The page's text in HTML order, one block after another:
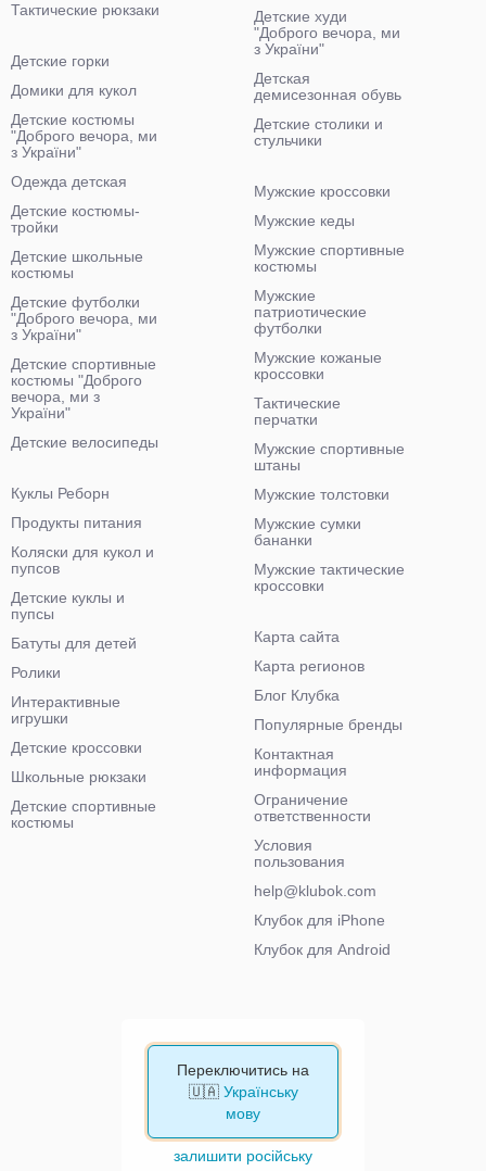
Тактические рюкзаки
Детские худи
"Доброго вечора, ми
з України"
Детская
демисезонная обувь
Детские столики и
стульчики
Детские горки
Домики для кукол
Детские костюмы
"Доброго вечора, ми
з України"
Одежда детская
Детские костюмы-
тройки
Детские школьные
костюмы
Детские футболки
"Доброго вечора, ми
з України"
Детские спортивные
костюмы "Доброго
вечора, ми з
України"
Детские велосипеды
Мужские кроссовки
Мужские кеды
Мужские спортивные
костюмы
Мужские
патриотические
футболки
Мужские кожаные
кроссовки
Тактические
перчатки
Мужские спортивные
штаны
Мужские толстовки
Мужские сумки
бананки
Мужские тактические
кроссовки
Куклы Реборн
Продукты питания
Коляски для кукол и
пупсов
Детские куклы и
пупсы
Батуты для детей
Ролики
Интерактивные
игрушки
Детские кроссовки
Школьные рюкзаки
Детские спортивные
костюмы
Карта сайта
Карта регионов
Блог Клубка
Популярные бренды
Контактная
информация
Ограничение
ответственности
Условия
пользования
help@klubok.com
Клубок для iPhone
Клубок для Android
Переключитись на
🇺🇦 Українську
мову
залишити російську